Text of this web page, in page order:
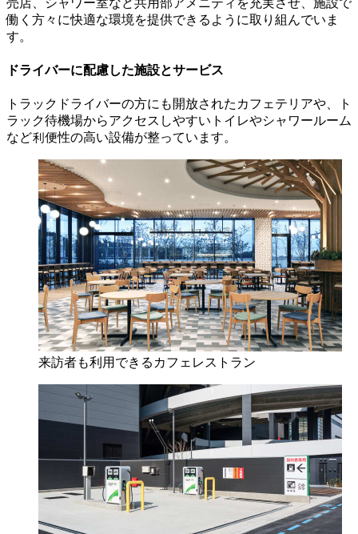
働く方々に快適な環境を提供できるように取り組んでいま
す。
ドライバーに配慮した施設とサービス
トラックドライバーの方にも開放されたカフェテリアや、ト
ラック待機場からアクセスしやすいトイレやシャワールーム
など利便性の高い設備が整っています。
来訪者も利用できるカフェレストラン